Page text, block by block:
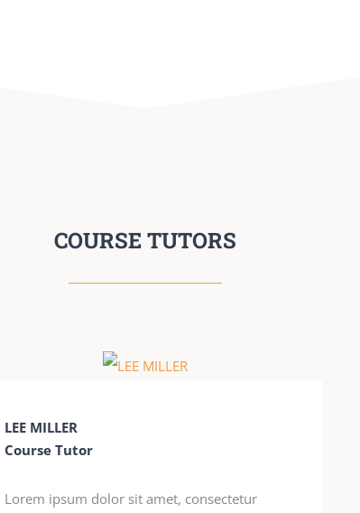
COURSE TUTORS
LEE MILLER
Course Tutor
Lorem ipsum dolor sit amet, consectetur